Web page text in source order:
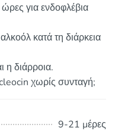
για ενδοφλέβια
κατά τη διάρκεια
η διάρροια.
χωρίς συνταγή;
9-21 μέρες